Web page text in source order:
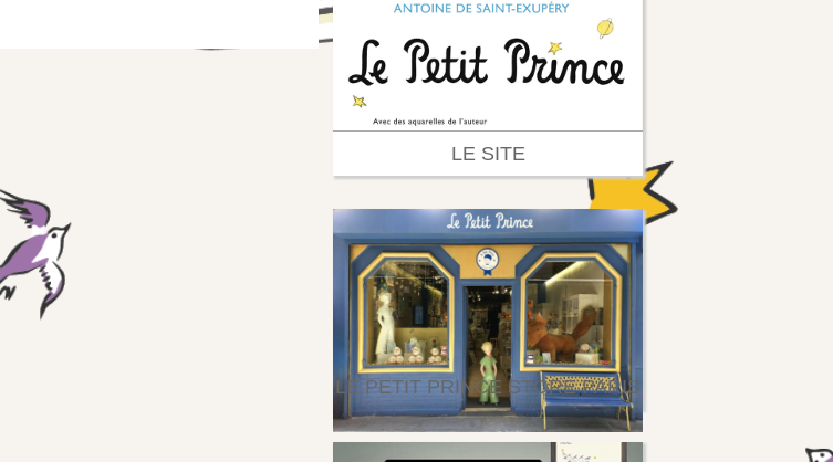
LE SITE
LE PETIT PRINCE STORE PARIS